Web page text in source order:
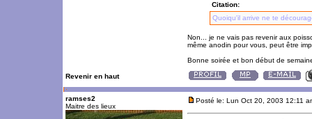
Citation:
Quoiqu'il arrive ne te
Non... je ne vais pas revenir aux
même anodin pour vous, peut être
Bonne soirée et bon début de
Revenir en haut
ramses2
Maitre des lieux
Posté le: Lun Oct 20, 2003 12:11